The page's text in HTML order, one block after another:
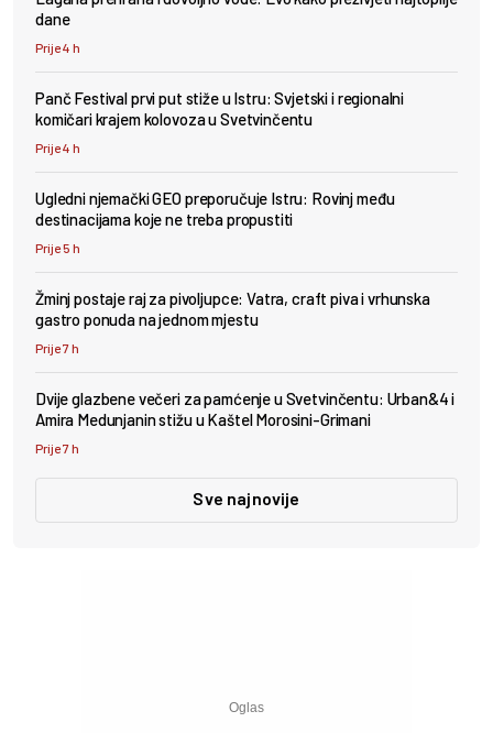
dane
Prije 4 h
Panč Festival prvi put stiže u Istru: Svjetski i regionalni
komičari krajem kolovoza u Svetvinčentu
Prije 4 h
Ugledni njemački GEO preporučuje Istru: Rovinj među
destinacijama koje ne treba propustiti
Prije 5 h
Žminj postaje raj za pivoljupce: Vatra, craft piva i vrhunska
gastro ponuda na jednom mjestu
Prije 7 h
Dvije glazbene večeri za pamćenje u Svetvinčentu: Urban&4 i
Amira Medunjanin stižu u Kaštel Morosini-Grimani
Prije 7 h
Sve najnovije